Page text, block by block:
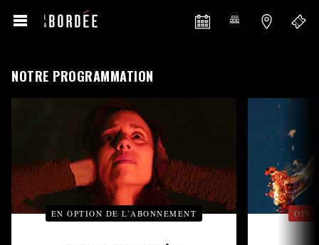
NOTRE PROGRAMMATION
EN OPTION DE L’ABONNEMENT